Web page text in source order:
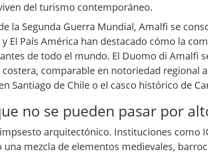
del turismo contemporáneo.
la Segunda Guerra Mundial, Amalfi se
El País América han destacado cómo la
de todo el mundo. El Duomo di Amalfi
comparable en notoriedad regional
Santiago de Chile o el casco histórico de
no se pueden pasar por
arquitectónico. Instituciones como
mezcla de elementos medievales,